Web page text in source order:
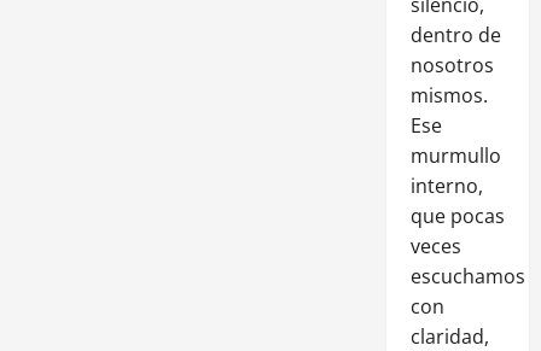
dentro de
nosotros
mismos.
Ese
murmullo
interno,
que pocas
veces
escuchamos
con
claridad,